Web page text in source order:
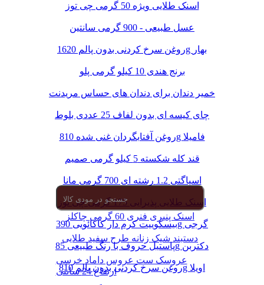
اسنک پنیری فنری 60 گرمی چاکلز
دستبند شیک زنانه طرح سفید طلایی
عروسک ست عروس داماد خرسی
ارتفاع 24 سانتی
اسنک طلایی ویژه 50 گرمی چی توز
عسل طبیعی - 900 گرمی سانتین
روغن سرخ کردنی بدون پالم 1620g بهار
برنج هندی 10 کیلو گرمی پلو
خمیر دندان برای دندان های حساس مریدنت
چای کیسه ای بدون لفاف 25 عددی بلوط
روغن آفتابگردان غنی شده 810g فامیلا
قند کله شکسته 5 کیلو گرمی صمیم
اسپاگتی 1.2 رشته ای 700 گرمی مانا
اسنک طلایی پذیرایی 175 گرمی چی توز
بیسکوییت کرم دار کاکائویی 390g گرجی
پاستیل حروف با رنگ طبیعی 85g دکتربن
روغن سرخ کردنی بدون پالم 810g اویلا